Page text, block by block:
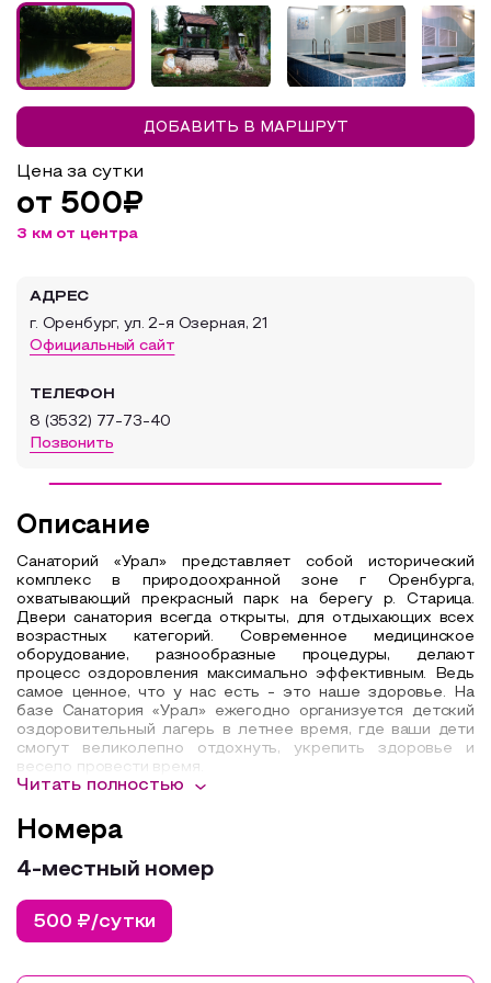
Образовательный туризм
Аттестованные экскурсоводы
Маршруты от экскурсоводов
Все маршруты
Доступная среда
ДОБАВИТЬ В МАРШРУТ
Цена за сутки
от 500₽
3 км от центра
АДРЕС
г. Оренбург, ул. 2-я Озерная, 21
Официальный сайт
ТЕЛЕФОН
8 (3532) 77-73-40
Позвонить
Описание
Санаторий «Урал» представляет собой исторический
комплекс в природоохранной зоне г Оренбурга,
охватывающий прекрасный парк на берегу р. Старица.
Двери санатория всегда открыты, для отдыхающих всех
возрастных категорий. Современное медицинское
оборудование, разнообразные процедуры, делают
процесс оздоровления максимально эффективным. Ведь
самое ценное, что у нас есть - это наше здоровье. На
базе Санатория «Урал» ежегодно организуется детский
оздоровительный лагерь в летнее время, где ваши дети
смогут великолепно отдохнуть, укрепить здоровье и
весело провести время.
Лечение и диагностика
Лечебный профиль
Аллергология
Глазные болезни
Общетерапевтический профиль
Читать полностью
Номера
4-местный номер
500 ₽/сутки